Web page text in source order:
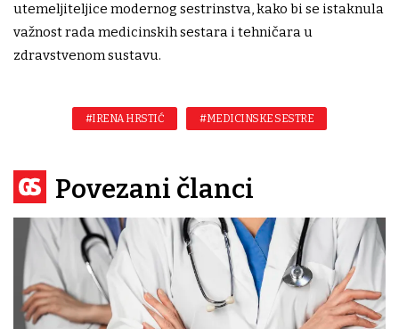
utemeljiteljice modernog sestrinstva, kako bi se istaknula
važnost rada medicinskih sestara i tehničara u
zdravstvenom sustavu.
#IRENA HRSTIĆ #MEDICINSKE SESTRE
Povezani članci